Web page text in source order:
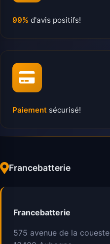
99% d'avis positifs!
Paiement sécurisé!
Francebatterie
Francebatterie
575 avenue de la coueste